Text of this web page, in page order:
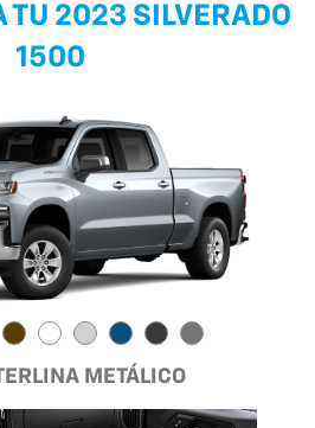
TU 2023 SILVERADO
1500
METÁLICO